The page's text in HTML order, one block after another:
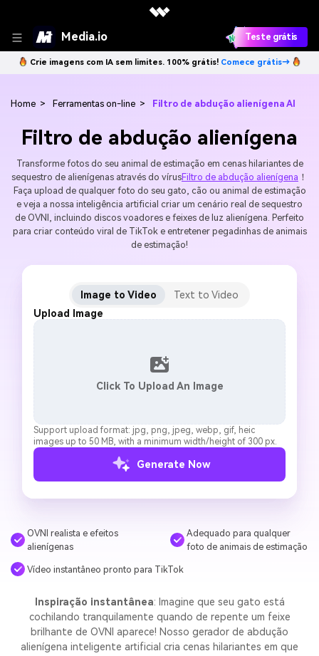
Media.io Teste grátis
Crie imagens com IA sem limites. 100% grátis! Comece grátis→
Home > Ferramentas on-line > Filtro de abdução alienígena AI
Filtro de abdução alienígena
Transforme fotos do seu animal de estimação em cenas hilariantes de
sequestro de alienígenas através do vírusFiltro de abdução alienígena ！
Faça upload de qualquer foto do seu gato, cão ou animal de estimação
e veja a nossa inteligência artificial criar um cenário real de sequestro
de OVNI, incluindo discos voadores e feixes de luz alienígena. Perfeito
para criar conteúdo viral de TikTok e entretener pegadinhas de animais
de estimação!
Image to Video
Text to Video
Upload Image
Click To Upload An Image
Support upload format: jpg, png, jpeg, webp, gif, heic
images up to 50 MB, with a minimum width/height of 300 px.
Generate Now
OVNI realista e efeitos
alienígenas
Adequado para qualquer
foto de animais de estimação
Vídeo instantâneo pronto para TikTok
Inspiração instantânea: Imagine que seu gato está
cochilando tranquilamente quando de repente um feixe
brilhante de OVNI aparece! Nosso gerador de abdução
alienígena inteligente artificial cria cenas hilariantes em que